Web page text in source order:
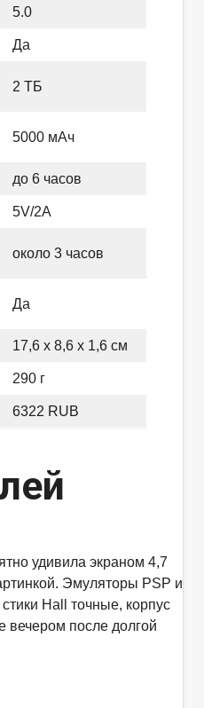
5.0
Да
2 ТБ
5000 мАч
до 6 часов
5V/2A
около 3 часов
Да
17,6 x 8,6 x 1,6 см
290 г
6322 RUB
удивила экраном 4,7
Эмуляторы PSP и
Hall точные, корпус
вечером после долгой